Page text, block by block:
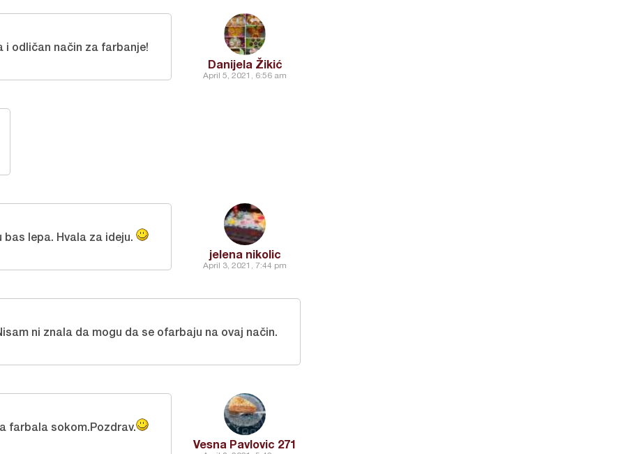
Danijela Žikić
April 5, 2021, 6:56 am
i odličan način za farbanje!
jelena nikolic
April 3, 2021, 7:44 pm
bas lepa. Hvala za ideju.
ni znala da mogu da se ofarbaju na ovaj način.
Vesna Pavlovic 271
farbala sokom.Pozdrav.